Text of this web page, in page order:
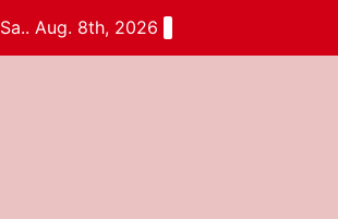
Sa.. Aug. 8th, 2026